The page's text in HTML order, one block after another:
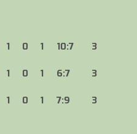
1 0 1 10:7 3
1 0 1 6:7 3
1 0 1 7:9 3